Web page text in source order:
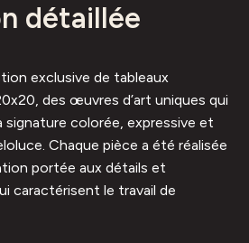
détaillée
exclusive de tableaux
des œuvres d’art uniques qui
colorée, expressive et
Chaque pièce a été réalisée
portée aux détails et
caractérisent le travail de